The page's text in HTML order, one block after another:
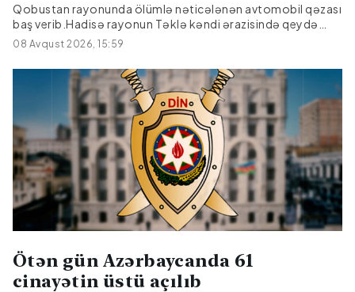
Qobustan rayonunda ölümlə nəticələnən avtomobil qəzası
baş verib.Hadisə rayonun Təklə kəndi ərazisində qeydə
alınıb."Hyundai" markalı avtomobilin idarəetmədən çıxaraq
işıq dirəyinə çırpılması nəticəsində sürücü, 27 yaşlı Emil
Əmralıyev hadisə yerində ölüb.Faktla bağlı araşdırma
08 Avqust 2026, 15:59
Ötən gün Azərbaycanda 61
cinayətin üstü açılıb